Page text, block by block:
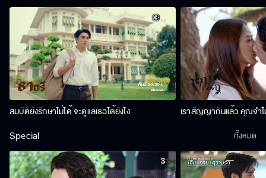
สมบัติยังรักษาไม่ได้ จะดูแลเธอได้ยังไง เราสัญญากันแล้ว คุณจำไ
Special ทั้งหมด